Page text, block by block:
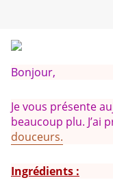
Bonjour,
Je vous présente
beaucoup plu. J’ai
douceurs.
Ingrédients :